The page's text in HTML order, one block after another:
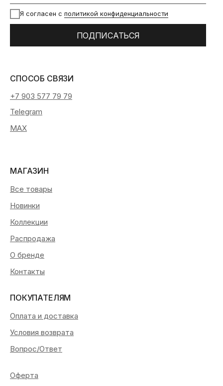
Все товары
Новинки
О бренде
Контакты
Коллекции
Распродажа
Я согласен с политикой конфиденциальности
ПОДПИСАТЬСЯ
+7 903 577 79 79
СПОСОБ СВЯЗИ
Оплата и доставка
ПОКУПАТЕЛЯМ
Вопрос/Ответ
Условия возврата
Telegram
MAX
МАГАЗИН
Оферта